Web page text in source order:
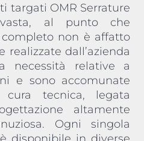
targati OMR Serrature
al punto che
non è affatto
realizzate dall’azienda
necessità relative a
e sono accomunate
cura tecnica, legata
altamente
Ogni singola